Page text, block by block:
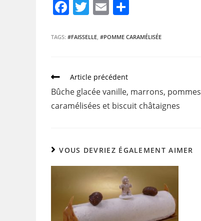
F
c
b
o
o
T
itt
E
ai ta
TAGS: #FAISSELLE, #POMME CARAMÉLISÉE
Article précédent
Bûche glacée vanille, marrons, pommes
caramélisées et biscuit châtaignes
VOUS DEVRIEZ ÉGALEMENT AIMER